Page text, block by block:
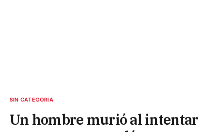
SIN CATEGORÍA
Un hombre murió al intentar